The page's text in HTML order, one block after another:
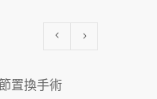
男靠「這習
置換手術